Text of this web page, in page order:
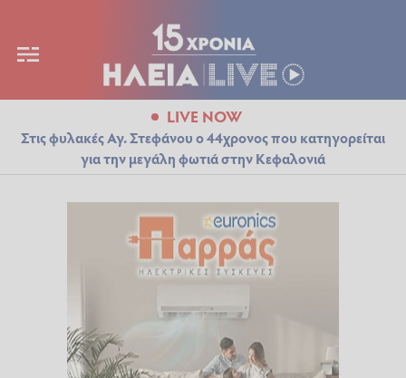
LIVE NOW
Στις φυλακές Αγ. Στεφάνου ο 44χρονος που κατηγορείται
για την μεγάλη φωτιά στην Κεφαλονιά